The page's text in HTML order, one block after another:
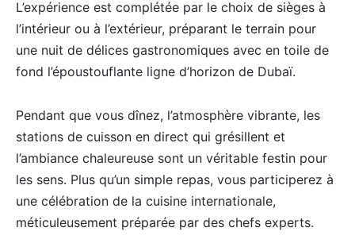
L’expérience est complétée par le choix de sièges à
l’intérieur ou à l’extérieur, préparant le terrain pour
une nuit de délices gastronomiques avec en toile de
fond l’époustouflante ligne d’horizon de Dubaï.
Pendant que vous dînez, l’atmosphère vibrante, les
stations de cuisson en direct qui grésillent et
l’ambiance chaleureuse sont un véritable festin pour
les sens. Plus qu’un simple repas, vous participerez à
une célébration de la cuisine internationale,
méticuleusement préparée par des chefs experts.